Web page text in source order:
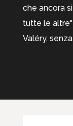
che ancora
tutte le
Valéry,